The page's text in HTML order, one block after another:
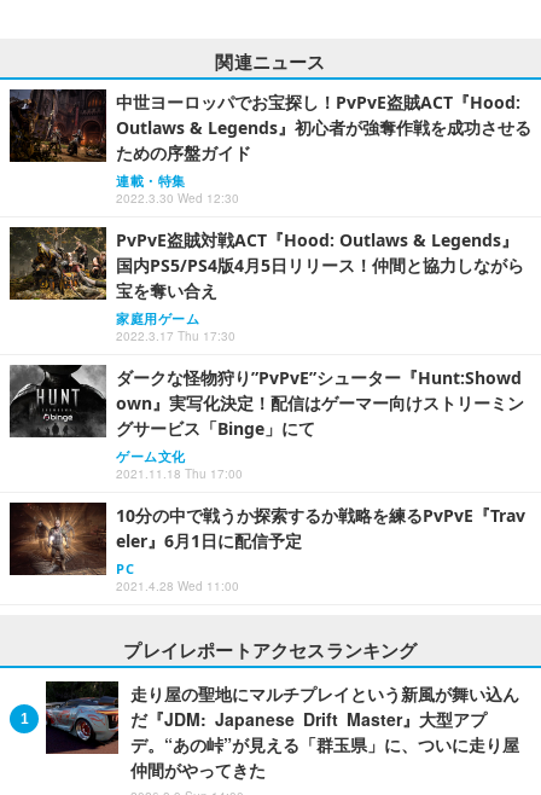
関連ニュース
中世ヨーロッパでお宝探し！PvPvE盗賊ACT『Hood:
Outlaws & Legends』初心者が強奪作戦を成功させる
ための序盤ガイド
連載・特集
2022.3.30 Wed 12:30
PvPvE盗賊対戦ACT『Hood: Outlaws & Legends』
国内PS5/PS4版4月5日リリース！仲間と協力しながら
宝を奪い合え
家庭用ゲーム
2022.3.17 Thu 17:30
ダークな怪物狩り”PvPvE”シューター『Hunt:Showd
own』実写化決定！配信はゲーマー向けストリーミン
グサービス「Binge」にて
ゲーム文化
2021.11.18 Thu 17:00
10分の中で戦うか探索するか戦略を練るPvPvE『Trav
eler』6月1日に配信予定
PC
2021.4.28 Wed 11:00
プレイレポートアクセスランキング
走り屋の聖地にマルチプレイという新風が舞い込ん
だ『JDM: Japanese Drift Master』大型アプ
デ。“あの峠”が見える「群玉県」に、ついに走り屋
仲間がやってきた